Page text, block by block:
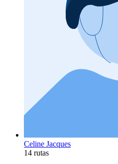
Celine Jacques
14 rutas